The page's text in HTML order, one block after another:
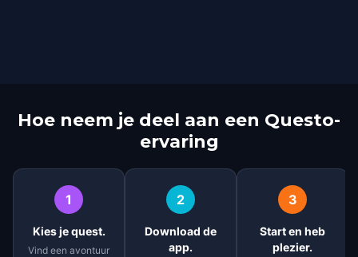
Hoe neem je deel aan een Questo-
ervaring
1
Kies je quest.
Vind een avontuur
2
Download de
app.
3
Start en heb
plezier.